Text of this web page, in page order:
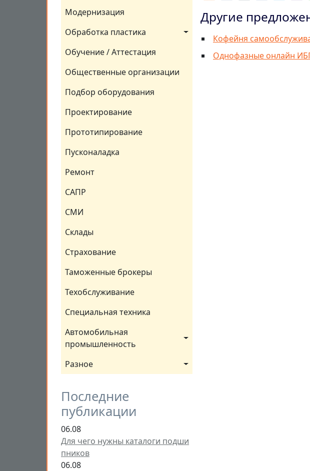
Модернизация
Обработка пластика
Обучение / Аттестация
Общественные организации
Подбор оборудования
Проектирование
Прототипирование
Пусконаладка
Ремонт
САПР
СМИ
Склады
Страхование
Таможенные брокеры
Техобслуживание
Специальная техника
Автомобильная
промышленность
Разное
Последние
публикации
06.08
Для чего нужны каталоги подши
пников
06.08
Другие
Кофейня
Однофазные онлайн